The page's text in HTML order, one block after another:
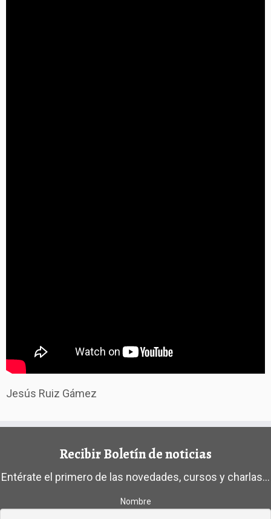
Jesús Ruiz Gámez
Recibir Boletín de noticias
Entérate el primero de las novedades, cursos y charlas...
Nombre